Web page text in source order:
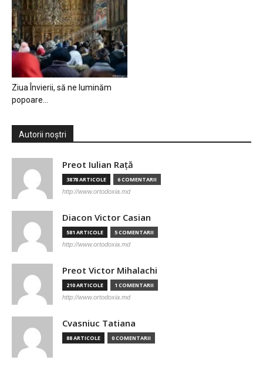
Ziua Învierii, să ne luminăm
popoare…
Autorii noștri
Preot Iulian Raţă
3878 ARTICOLE 6 COMENTARII
http://www.ortodoxia.md
Diacon Victor Casian
581 ARTICOLE 5 COMENTARII
http://www.ortodoxia.md
Preot Victor Mihalachi
210 ARTICOLE 1 COMENTARII
http://www.ortodoxia.md
Cvasniuc Tatiana
88 ARTICOLE 0 COMENTARII